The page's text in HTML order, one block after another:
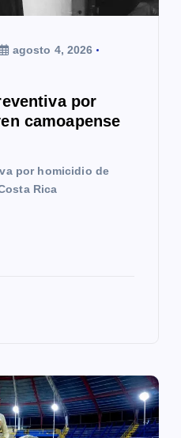
agosto 4, 2026
por
camoapense
por homicidio de
Rica